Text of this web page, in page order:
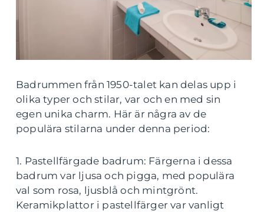
Badrummen från 1950-talet kan delas upp i
olika typer och stilar, var och en med sin
egen unika charm. Här är några av de
populära stilarna under denna period:
1. Pastellfärgade badrum: Färgerna i dessa
badrum var ljusa och pigga, med populära
val som rosa, ljusblå och mintgrönt.
Keramikplattor i pastellfärger var vanligt